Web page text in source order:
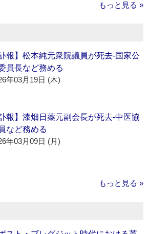
もっと見る »
訃報】松本純元衆院議員が死去‐国家公
員長など務める
年03月19日 (木)
訃報】漆畑日薬元副会長が死去‐中医協
など務める
年03月09日 (月)
もっと見る »